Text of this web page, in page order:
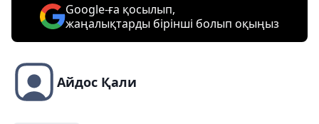
Google-ға қосылып,
жаңалықтарды бірінші болып оқыңыз
Айдос Қали